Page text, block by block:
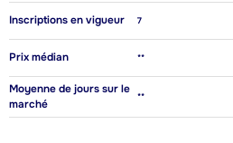
Inscriptions en vigueur 7
Prix médian **
Moyenne de jours sur le
marché
**